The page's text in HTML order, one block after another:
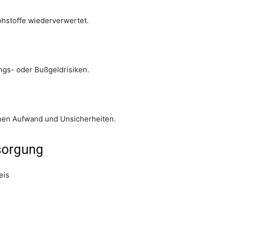
wiederverwertet.
oder Bußgeldrisiken.
Aufwand und Unsicherheiten.